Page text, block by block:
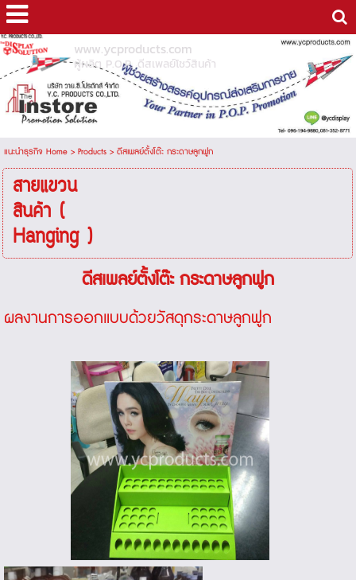
www.ycproducts.com
ผู้ผลิต P.O.P. ดีสเพลย์โชว์สินค้า
แนะนำธุรกิจ Home> Products> ดีสเพลย์ตั้งโต๊ะ กระดาษลูกฟูก
สายแขวน
สินค้า (
Hanging )
ดีสเพลย์ตั้งโต๊ะ กระดาษลูกฟูก
ผลงานการออกแบบด้วยวัสดุกระดาษลูกฟูก